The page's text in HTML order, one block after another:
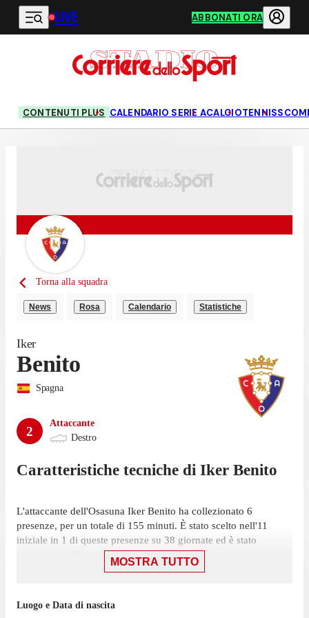
Vai al contenuto principale
LIVE ABBONATI ORA
CONTENUTI PLUS CALENDARIO SERIE ACALCIOTENNIS
Torna alla squadra
News Rosa Calendario Statistiche
Iker
Benito
Spagna
2
Attaccante
Destro
Caratteristiche tecniche di Iker Benito
L'attaccante dell'Osasuna Iker Benito ha collezionato 6
presenze, per un totale di 155 minuti. È stato scelto nell'11
iniziale in 1 di queste presenze su 38 giornate ed è stato
soprattutto utilizzato come subentrato, in 5 occasioni.
contro il Levante, nella sconfitta per 3-2. In totale l'attaccante
MOSTRA TUTTO
Luogo e Data di nascita